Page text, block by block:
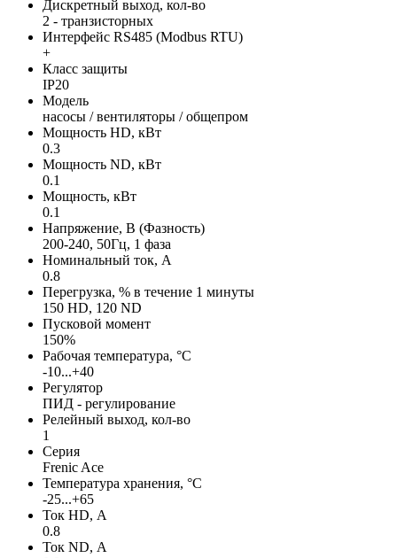
Дискретный выход, кол-во
2 - транзисторных
Интерфейс RS485 (Modbus RTU)
+
Класс защиты
IP20
Модель
насосы / вентиляторы / общепром
Мощность HD, кВт
0.3
Мощность ND, кВт
0.1
Мощность, кВт
0.1
Напряжение, В (Фазность)
200-240, 50Гц, 1 фаза
Номинальный ток, А
0.8
Перегрузка, % в течение 1 минуты
150 HD, 120 ND
Пусковой момент
150%
Рабочая температура, °С
-10...+40
Регулятор
ПИД - регулирование
Релейный выход, кол-во
1
Серия
Frenic Ace
Температура хранения, °С
-25...+65
Ток HD, А
0.8
Ток ND, А